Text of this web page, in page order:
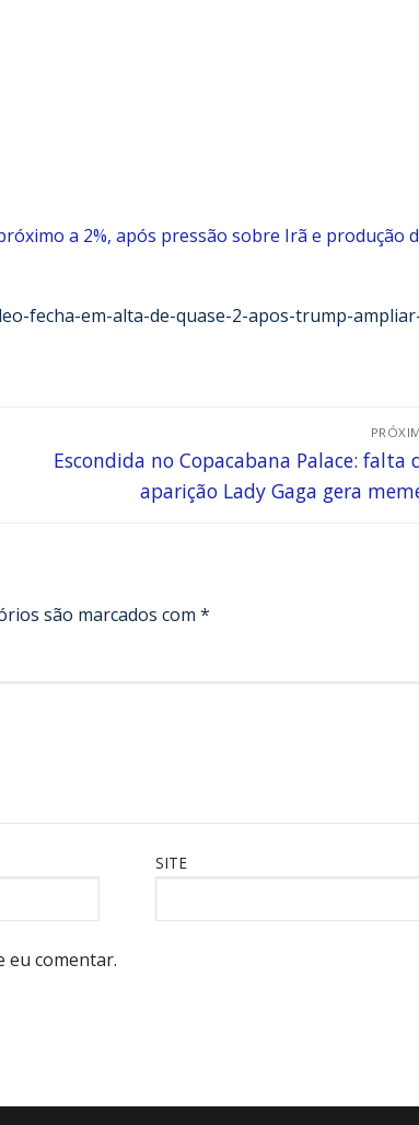
a 2%, após pressão sobre Irã e produção
fecha-em-alta-de-quase-2-apos-trump-
Escondida no Copacabana Palace: falta
aparição Lady Gaga gera
são marcados com *
SITE
eu comentar.